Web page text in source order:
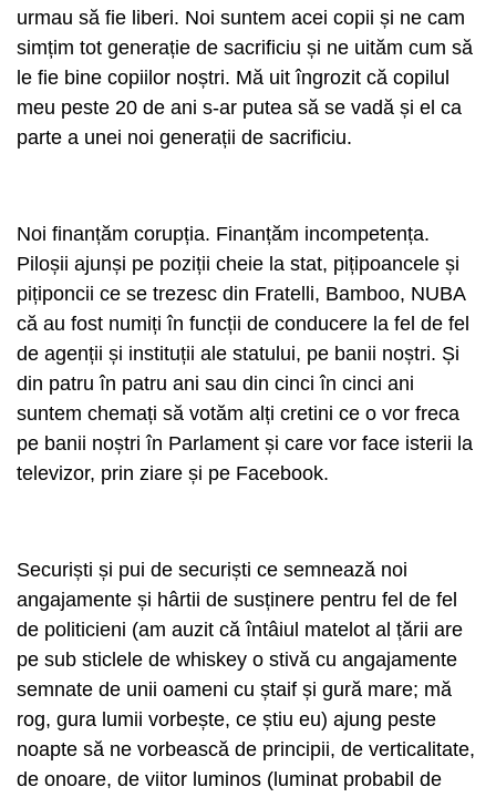
urmau să fie liberi. Noi suntem acei copii și ne cam
simțim tot generație de sacrificiu și ne uităm cum să
le fie bine copiilor noștri. Mă uit îngrozit că copilul
meu peste 20 de ani s-ar putea să se vadă și el ca
parte a unei noi generații de sacrificiu.
Noi finanțăm corupția. Finanțăm incompetența.
Piloșii ajunși pe poziții cheie la stat, pițipoancele și
pițiponcii ce se trezesc din Fratelli, Bamboo, NUBA
că au fost numiți în funcții de conducere la fel de fel
de agenții și instituții ale statului, pe banii noștri. Și
din patru în patru ani sau din cinci în cinci ani
suntem chemați să votăm alți cretini ce o vor freca
pe banii noștri în Parlament și care vor face isterii la
televizor, prin ziare și pe Facebook.
Securiști și pui de securiști ce semnează noi
angajamente și hârtii de susținere pentru fel de fel
de politicieni (am auzit că întâiul matelot al țării are
pe sub sticlele de whiskey o stivă cu angajamente
semnate de unii oameni cu ștaif și gură mare; mă
rog, gura lumii vorbește, ce știu eu) ajung peste
noapte să ne vorbească de principii, de verticalitate,
de onoare, de viitor luminos (luminat probabil de